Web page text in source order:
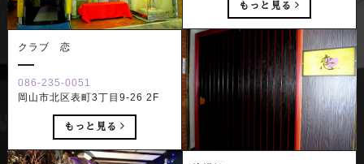
もっと見る
クラブ 恋
086-235-0051
岡山市北区表町3丁目9-26 2F
もっと見る